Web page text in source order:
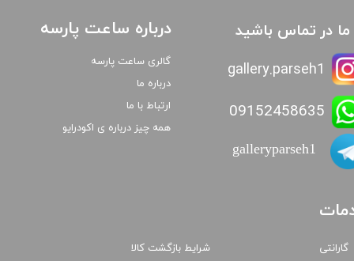
ما در تماس باشید
09152458635
gallery.parseh1
گارانتی
درباره ساعت پارسه
گالری ساعت پارسه
درباره ما
ارتباط با ما
همه چیز درباره ی اکودرایو
galleryparseh1
شرایط بازگشت کالا